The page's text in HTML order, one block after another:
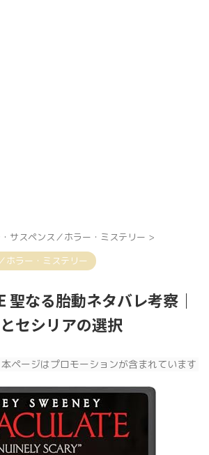
サスペンス／ホラー・ミステリー >
ホラー・ミステリー
聖なる胎動ネタバレ考察｜
セシリアの選択
本ページはプロモーションが含まれています